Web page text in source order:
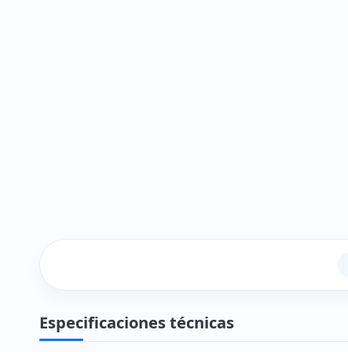
Especificaciones técnicas